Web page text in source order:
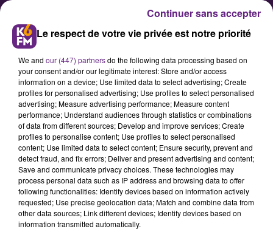
Combien de kilos de déchets un
Côte-d’Orien produit-il chaque
année ?
L’Insee Bourgogne-Franche-Comté
vient de publier les résultats d'une
nouvelle étude sur le tri et la
Le respect de votre vie privée est notre priorité
We and our (447) partnersdo the following data processing based on
your consent and/or our legitimate interest: Store and/or access
information on a device; Use limited data to select advertising; Create
profiles for personalised advertising; Use profiles to select personalised
advertising; Measure advertising performance; Measure content
performance; Understand audiences through statistics or combinations
of data from different sources; Develop and improve services; Create
profiles to personalise content; Use profiles to select personalised
content; Use limited data to select content; Ensure security, prevent and
detect fraud, and fix errors; Deliver and present advertising and content;
Save and communicate privacy choices. These technologies may
process personal data such as IP address and browsing data to offer
following functionalities: Identify devices based on information actively
requested; Use precise geolocation data; Match and combine data from
other data sources; Link different devices; Identify devices based on
information transmitted automatically.
Continuer sans accepter